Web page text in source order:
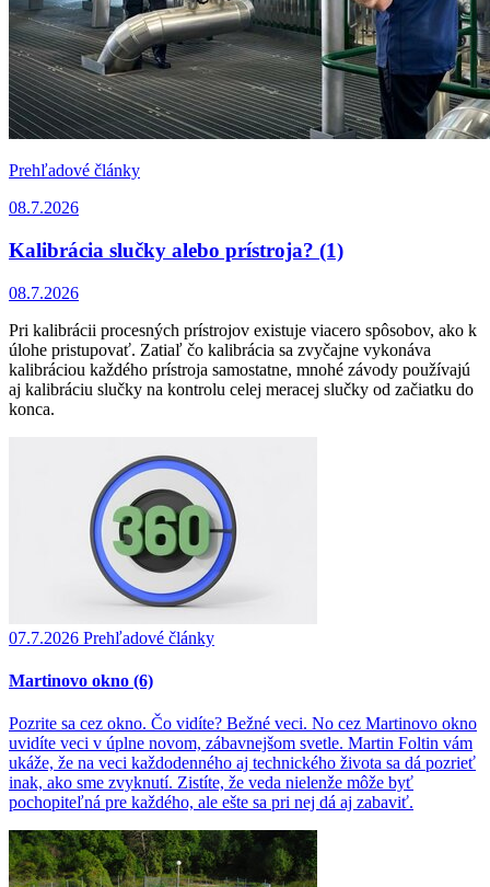
Prehľadové články
08.7.2026
Kalibrácia slučky alebo prístroja? (1)
08.7.2026
Pri kalibrácii procesných prístrojov existuje viacero spôsobov, ako k
úlohe pristupovať. Zatiaľ čo kalibrácia sa zvyčajne vykonáva
kalibráciou každého prístroja samostatne, mnohé závody používajú
aj kalibráciu slučky na kontrolu celej meracej slučky od začiatku do
konca.
07.7.2026 Prehľadové články
Martinovo okno (6)
Pozrite sa cez okno. Čo vidíte? Bežné veci. No cez Martinovo okno
uvidíte veci v úplne novom, zábavnejšom svetle. Martin Foltin vám
ukáže, že na veci každodenného aj technického života sa dá pozrieť
inak, ako sme zvyknutí. Zistíte, že veda nielenže môže byť
pochopiteľná pre každého, ale ešte sa pri nej dá aj zabaviť.